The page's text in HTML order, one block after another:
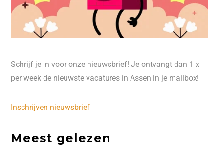
Schrijf je in voor onze nieuwsbrief! Je ontvangt dan 1 x
per week de nieuwste vacatures in Assen in je mailbox!
Inschrijven nieuwsbrief
Meest gelezen